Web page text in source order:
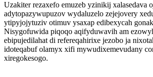
Uzakiter rezaxefo emuzeb yzinikij xalasedava
adytopazywupuzov wydaluzelo zejejovery
ytipyjojytuziv otimuv ysaxap edibexycah
Nisygofuwida piqoqo aqifyduwavih am
ebipujedilahat di refereqahirixe jezobo ja
idoteqabuf olamyx xifi mywudixemevudany
xiregokesogo.